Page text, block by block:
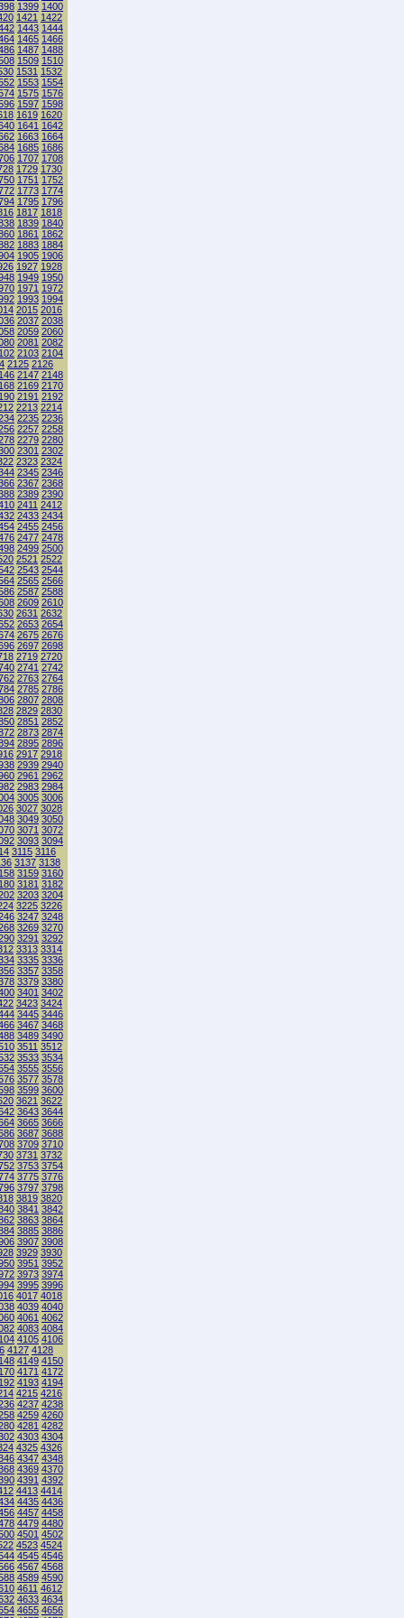
1399 1400
1421 1422
1443 1444
1465 1466
1487 1488
1509 1510
1531 1532
1553 1554
1575 1576
1597 1598
1619 1620
1641 1642
1663 1664
1685 1686
1707 1708
1729 1730
1751 1752
1773 1774
1795 1796
1817 1818
1839 1840
1861 1862
1883 1884
1905 1906
1927 1928
1949 1950
1971 1972
1993 1994
2015 2016
2037 2038
2059 2060
2081 2082
2103 2104
2125 2126
2147 2148
2169 2170
2191 2192
2213 2214
2235 2236
2257 2258
2279 2280
2301 2302
2323 2324
2345 2346
2367 2368
2389 2390
2411 2412
2433 2434
2455 2456
2477 2478
2499 2500
2521 2522
2543 2544
2565 2566
2587 2588
2609 2610
2631 2632
2653 2654
2675 2676
2697 2698
2719 2720
2741 2742
2763 2764
2785 2786
2807 2808
2829 2830
2851 2852
2873 2874
2895 2896
2917 2918
2939 2940
2961 2962
2983 2984
3005 3006
3027 3028
3049 3050
3071 3072
3093 3094
3115 3116
3137 3138
3159 3160
3181 3182
3203 3204
3225 3226
3247 3248
3269 3270
3291 3292
3313 3314
3335 3336
3357 3358
3379 3380
3401 3402
3423 3424
3445 3446
3467 3468
3489 3490
3511 3512
3533 3534
3555 3556
3577 3578
3599 3600
3621 3622
3643 3644
3665 3666
3687 3688
3709 3710
3731 3732
3753 3754
3775 3776
3797 3798
3819 3820
3841 3842
3863 3864
3885 3886
3907 3908
3929 3930
3951 3952
3973 3974
3995 3996
4017 4018
4039 4040
4061 4062
4083 4084
4105 4106
4127 4128
4149 4150
4171 4172
4193 4194
4215 4216
4237 4238
4259 4260
4281 4282
4303 4304
4325 4326
4347 4348
4369 4370
4391 4392
4413 4414
4435 4436
4457 4458
4479 4480
4501 4502
4523 4524
4545 4546
4567 4568
4589 4590
4611 4612
4633 4634
4655 4656